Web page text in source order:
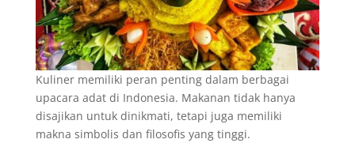
Kuliner memiliki peran penting dalam berbagai
upacara adat di Indonesia. Makanan tidak hanya
disajikan untuk dinikmati, tetapi juga memiliki
makna simbolis dan filosofis yang tinggi.